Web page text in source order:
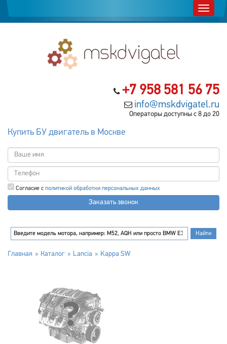
+7 958 581 56 75
info@mskdvigatel.ru
Операторы доступны с 8 до 20
Купить БУ двигатель в Москве
Согласие с политикой обработки персональных данных
Заказать звонок
Главная Каталог Lancia Kappa SW